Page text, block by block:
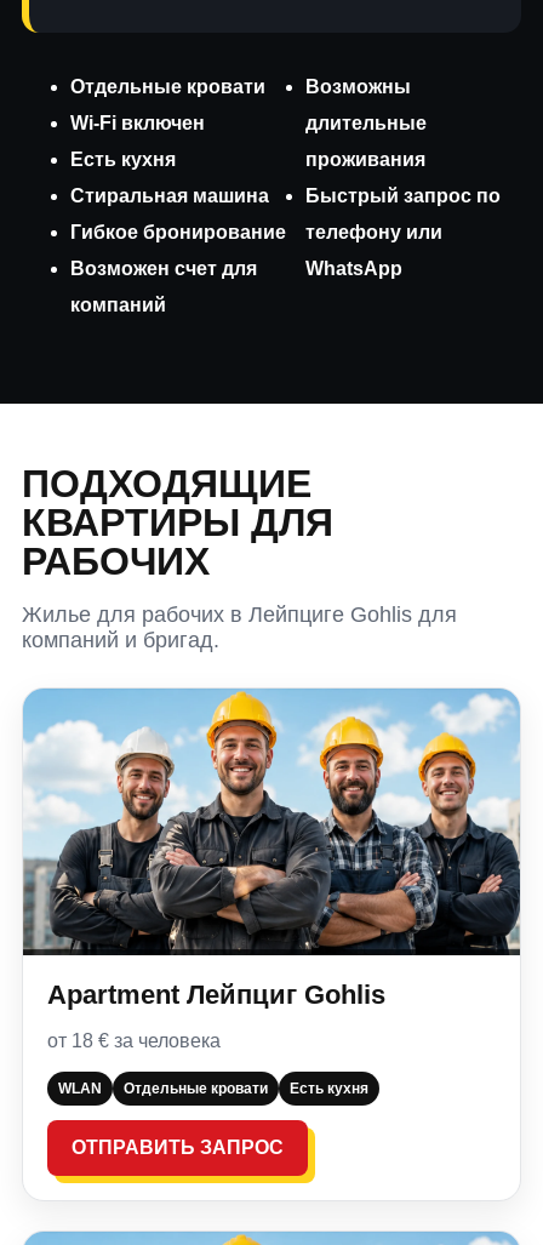
Отдельные кровати
Wi-Fi включен
Есть кухня
Стиральная машина
Гибкое бронирование
Возможен счет для
компаний
Возможны
длительные
проживания
Быстрый запрос по
телефону или
WhatsApp
ПОДХОДЯЩИЕ
КВАРТИРЫ ДЛЯ
РАБОЧИХ
Жилье для рабочих в Лейпциге Gohlis для
компаний и бригад.
Apartment Лейпциг Gohlis
от 18 € за человека
WLAN Отдельные кровати Есть кухня
ОТПРАВИТЬ ЗАПРОС